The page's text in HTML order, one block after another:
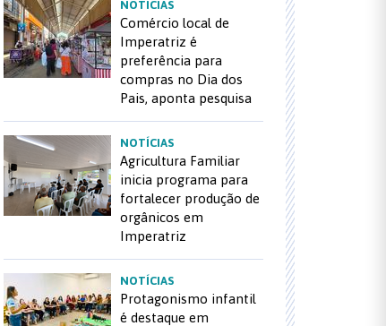
NOTÍCIAS
Comércio local de
Imperatriz é
preferência para
compras no Dia dos
Pais, aponta pesquisa
NOTÍCIAS
Agricultura Familiar
inicia programa para
fortalecer produção de
orgânicos em
Imperatriz
NOTÍCIAS
Protagonismo infantil
é destaque em